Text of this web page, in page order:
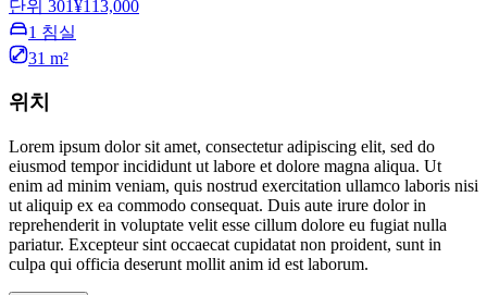
단위 301 ¥113,000
1 침실
31 m²
위치
Lorem ipsum dolor sit amet, consectetur adipiscing elit, sed do
eiusmod tempor incididunt ut labore et dolore magna aliqua. Ut
enim ad minim veniam, quis nostrud exercitation ullamco laboris nisi
ut aliquip ex ea commodo consequat. Duis aute irure dolor in
reprehenderit in voluptate velit esse cillum dolore eu fugiat nulla
pariatur. Excepteur sint occaecat cupidatat non proident, sunt in
culpa qui officia deserunt mollit anim id est laborum.